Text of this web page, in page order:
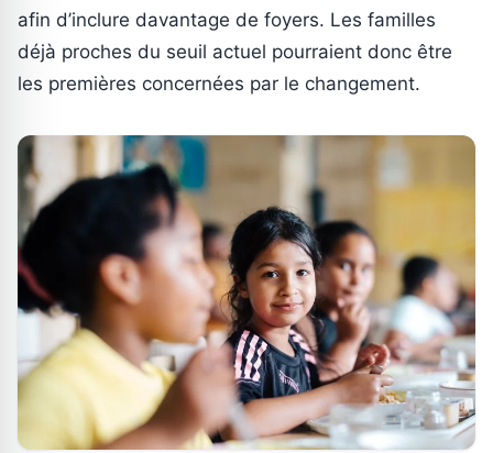
afin d’inclure davantage de foyers. Les familles
déjà proches du seuil actuel pourraient donc être
les premières concernées par le changement.